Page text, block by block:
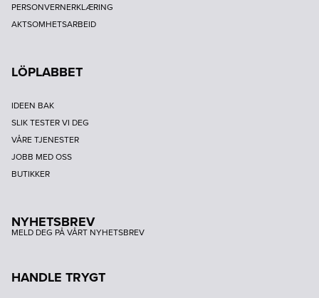
PERSONVERNERKLÆRING
AKTSOMHETSARBEID
LÖPLABBET
IDEEN BAK
SLIK TESTER VI DEG
VÅRE TJENESTER
JOBB MED OSS
BUTIKKER
NYHETSBREV
MELD DEG PÅ VÅRT NYHETSBREV
HANDLE TRYGT